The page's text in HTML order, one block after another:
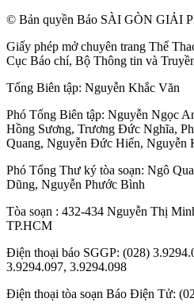
© Bản quyền Báo SÀI GÒN GIẢI
Giấy phép mở chuyên trang Thể
Cục Báo chí, Bộ Thông tin và
Tổng Biên tập: Nguyễn Khắc Văn
Phó Tổng Biên tập: Nguyễn Ngọc
Hồng Sương, Trương Đức Nghĩa,
Quang, Nguyễn Đức Hiển, Nguyễn
Phó Tổng Thư ký tòa soạn: Ngô
Dũng, Nguyễn Phước Bình
Tòa soạn : 432-434 Nguyễn Thị
TP.HCM
Điện thoại báo SGGP: (028)
3.9294.097, 3.9294.098
Điện thoại tòa soạn Báo Điện Tử: